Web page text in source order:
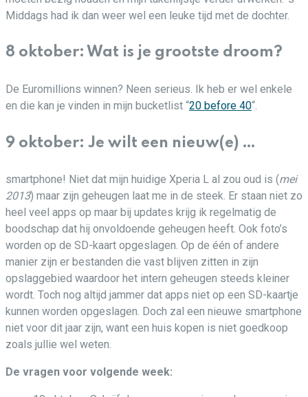
Middags had ik dan weer wel een leuke tijd met de dochter.
8 oktober: Wat is je grootste droom?
De Euromillions winnen? Neen serieus. Ik heb er wel enkele
en die kan je vinden in mijn bucketlist “20 before 40“.
9 oktober: Je wilt een nieuw(e) …
smartphone! Niet dat mijn huidige Xperia L al zou oud is (mei
2013) maar zijn geheugen laat me in de steek. Er staan niet zo
heel veel apps op maar bij updates krijg ik regelmatig de
boodschap dat hij onvoldoende geheugen heeft. Ook foto’s
worden op de SD-kaart opgeslagen. Op de één of andere
manier zijn er bestanden die vast blijven zitten in zijn
opslaggebied waardoor het intern geheugen steeds kleiner
wordt. Toch nog altijd jammer dat apps niet op een SD-kaartje
kunnen worden opgeslagen. Doch zal een nieuwe smartphone
niet voor dit jaar zijn, want een huis kopen is niet goedkoop
zoals jullie wel weten.
De vragen voor volgende week: